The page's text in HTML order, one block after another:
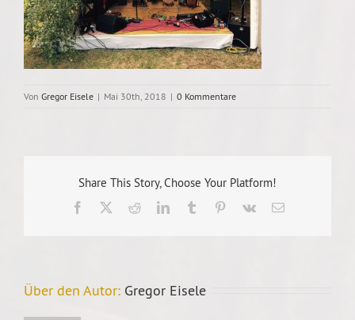
Von Gregor Eisele | Mai 30th, 2018 | 0 Kommentare
Share This Story, Choose Your Platform!
Facebook RedditLinkedInTumblr Pinterest
Vk
E-
Über den Autor: Gregor Eisele